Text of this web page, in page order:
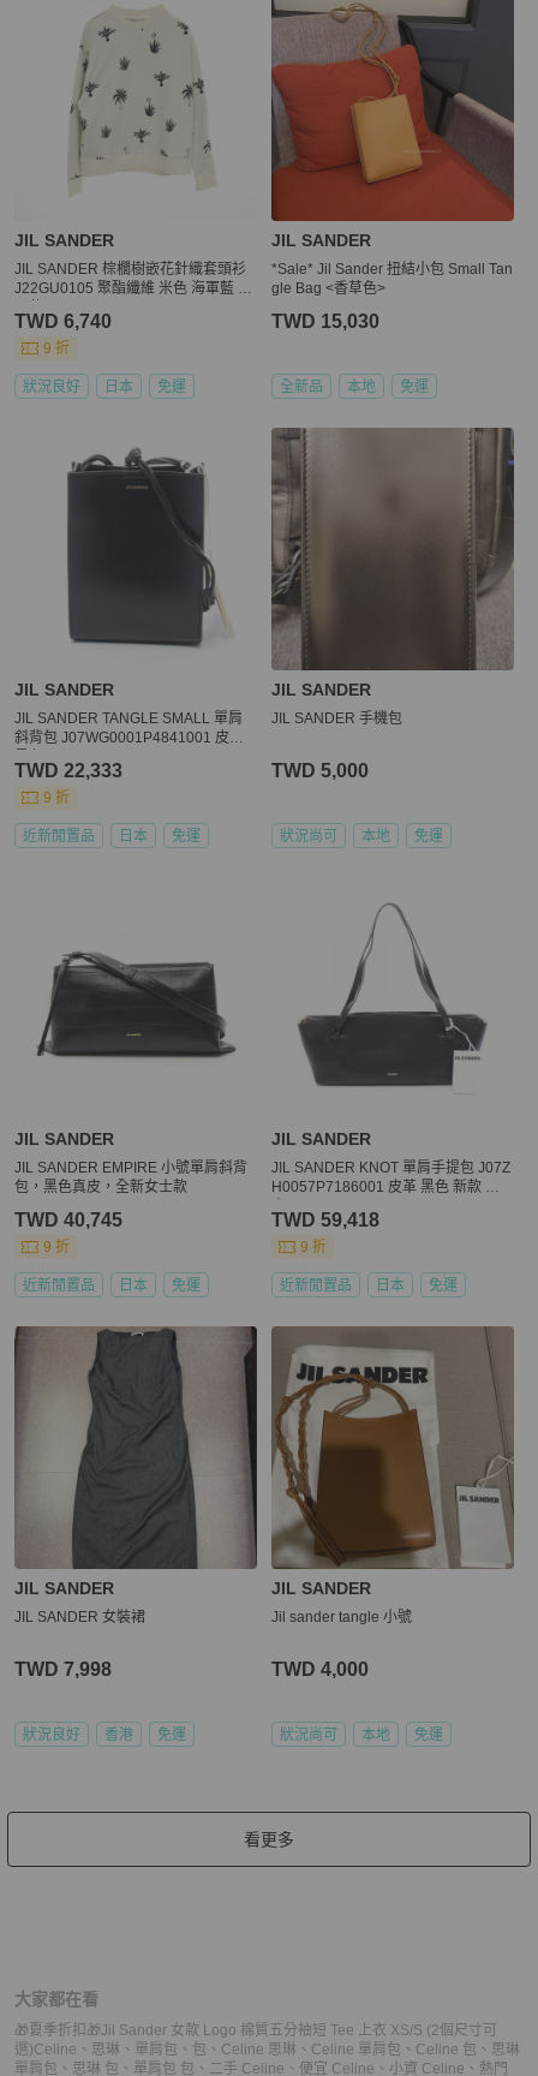
JIL SANDER
JIL SANDER 棕櫚樹嵌花針織套頭衫
J22GU0105 聚酯纖維 米色 海軍藍 #S
TWD 6,740
9 折
狀況良好 日本 免運
JIL SANDER
*Sale* Jil Sander 扭結小包 Small Tan
gle Bag <香草色>
TWD 15,030
全新品 本地 免運
JIL SANDER
JIL SANDER TANGLE SMALL 單肩
斜背包 J07WG0001P4841001 皮革
TWD 22,333
9 折
近新閒置品 日本 免運
JIL SANDER
JIL SANDER 手機包
TWD 5,000
狀況尚可 本地 免運
JIL SANDER
JIL SANDER EMPIRE 小號單肩斜背
包，黑色真皮，全新女士款
TWD 40,745
9 折
近新閒置品 日本 免運
JIL SANDER
JIL SANDER KNOT 單肩手提包 J07Z
H0057P7186001 皮革 黑色 新款 女
TWD 59,418
9 折
近新閒置品 日本 免運
JIL SANDER
JIL SANDER 女裝裙
TWD 7,998
狀況良好 香港 免運
JIL SANDER
Jil sander tangle 小號
TWD 4,000
狀況尚可 本地 免運
看更多
大家都在看
🎁夏季折扣🎁Jil Sander 女款 Logo 棉質五分袖短 Tee 上衣 XS/S (2個尺寸可
選)Celine 、 思琳 、 單肩包 、 包 、 Celine 思琳 、 Celine 單肩包 、 Celine 包 、 思琳
單肩包 、 思琳 包 、 單肩包 包 、 二手 Celine 、 便宜 Celine 、 小資 Celine 、 熱門